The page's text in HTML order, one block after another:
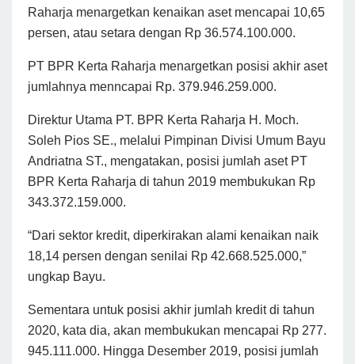
Raharja menargetkan kenaikan aset mencapai 10,65
persen, atau setara dengan Rp 36.574.100.000.
PT BPR Kerta Raharja menargetkan posisi akhir aset
jumlahnya menncapai Rp. 379.946.259.000.
Direktur Utama PT. BPR Kerta Raharja H. Moch.
Soleh Pios SE., melalui Pimpinan Divisi Umum Bayu
Andriatna ST., mengatakan, posisi jumlah aset PT
BPR Kerta Raharja di tahun 2019 membukukan Rp
343.372.159.000.
“Dari sektor kredit, diperkirakan alami kenaikan naik
18,14 persen dengan senilai Rp 42.668.525.000,”
ungkap Bayu.
Sementara untuk posisi akhir jumlah kredit di tahun
2020, kata dia, akan membukukan mencapai Rp 277.
945.111.000. Hingga Desember 2019, posisi jumlah